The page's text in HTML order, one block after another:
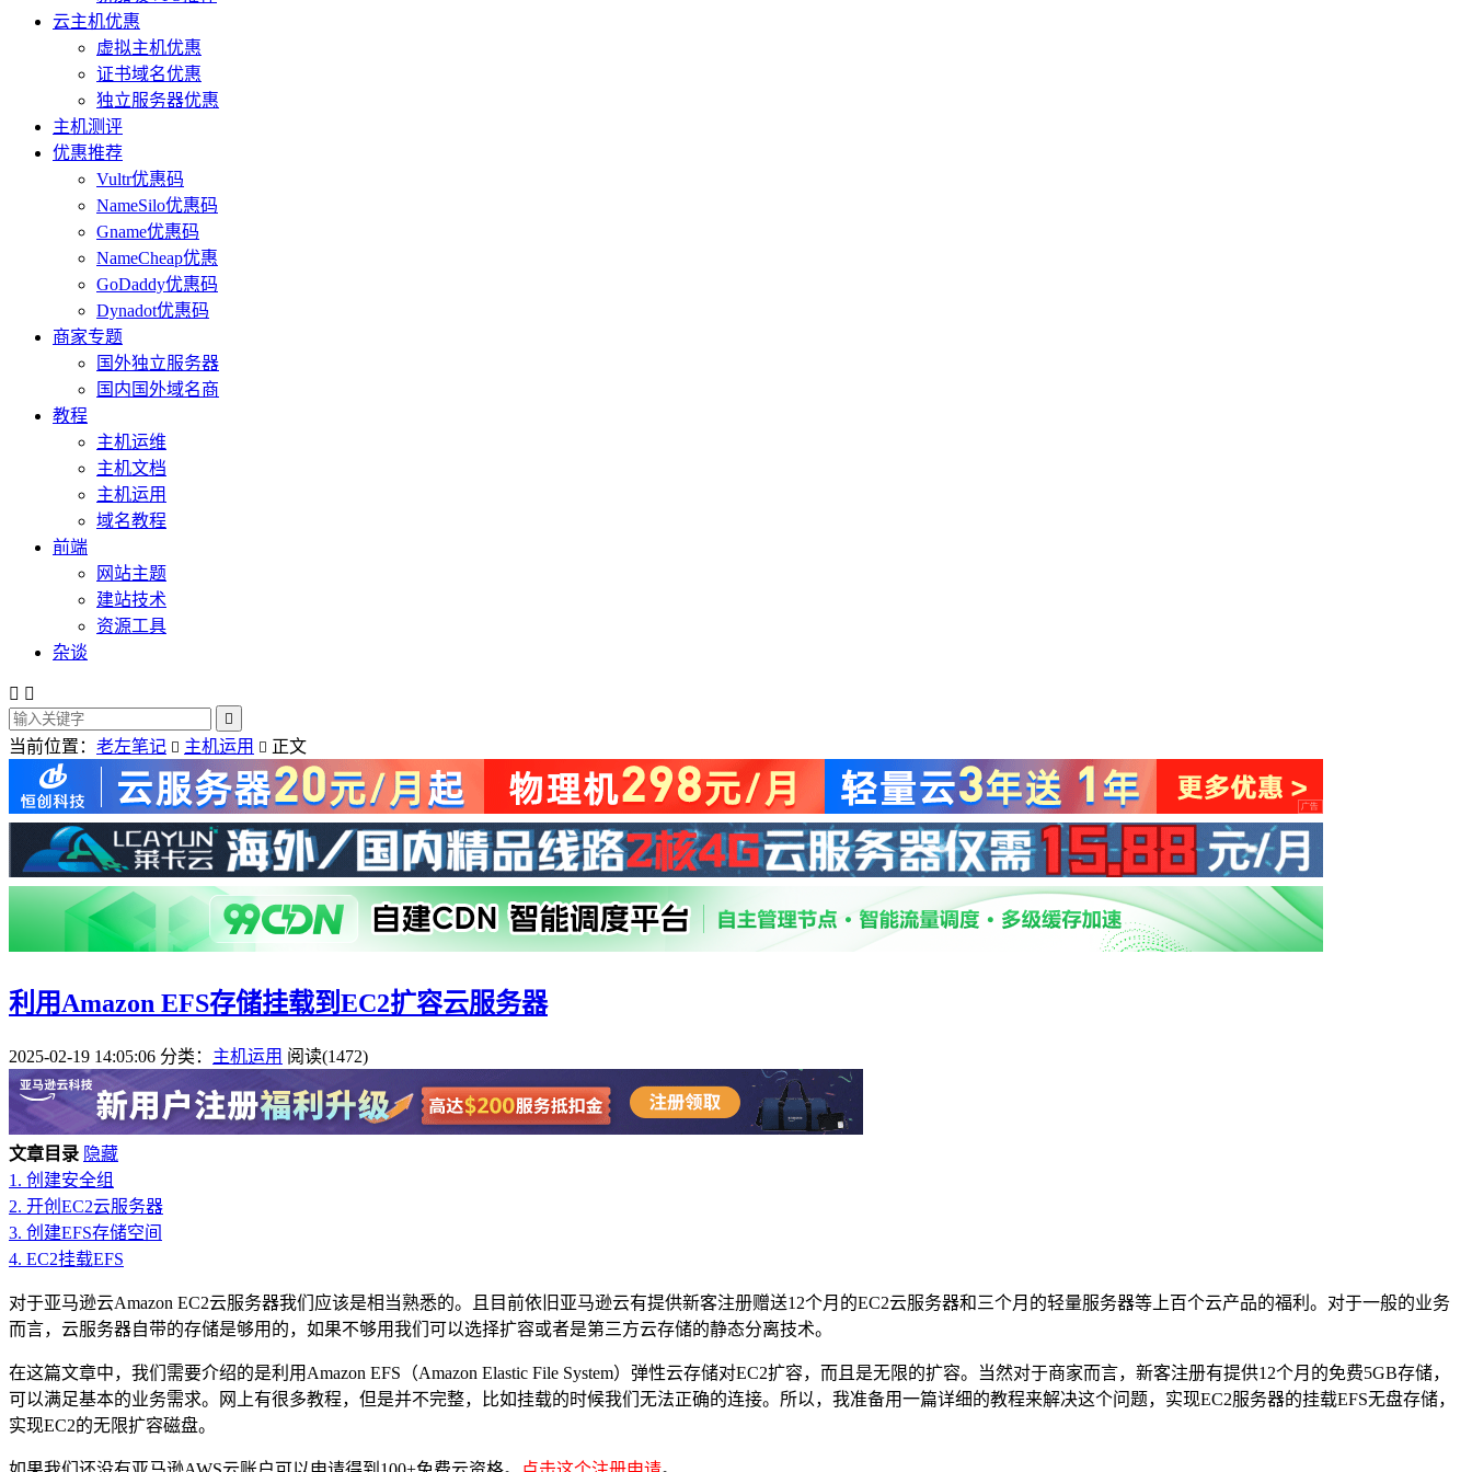
云主机优惠
虚拟主机优惠
证书域名优惠
独立服务器优惠
主机测评
优惠推荐
Vultr优惠码
NameSilo优惠码
Gname优惠码
NameCheap优惠
GoDaddy优惠码
Dynadot优惠码
商家专题
国外独立服务器
国内国外域名商
教程
主机运维
主机文档
主机运用
域名教程
前端
网站主题
建站技术
资源工具
杂谈
 

当前位置： 老左笔记  主机运用  正文
利用Amazon EFS存储挂载到EC2扩容云服务器
2025-02-19 14:05:06 分类： 主机运用 阅读(1472)
文章目录 隐藏
1. 创建安全组
2. 开创EC2云服务器
3. 创建EFS存储空间
4. EC2挂载EFS
对于亚马逊云Amazon EC2云服务器我们应该是相当熟悉的。且目前依旧亚马逊云有提供新客注册赠送12个月的EC2云服务器和三个月的轻量服务器等上百个云产品的福利。对于一般的业务
而言，云服务器自带的存储是够用的，如果不够用我们可以选择扩容或者是第三方云存储的静态分离技术。
在这篇文章中，我们需要介绍的是利用Amazon EFS（Amazon Elastic File System）弹性云存储对EC2扩容，而且是无限的扩容。当然对于商家而言，新客注册有提供12个月的免费5GB存储，
可以满足基本的业务需求。网上有很多教程，但是并不完整，比如挂载的时候我们无法正确的连接。所以，我准备用一篇详细的教程来解决这个问题，实现EC2服务器的挂载EFS无盘存储，
实现EC2的无限扩容磁盘。